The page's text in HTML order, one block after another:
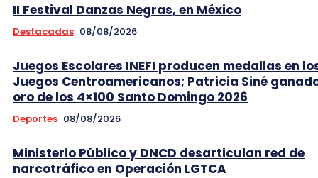
II Festival Danzas Negras, en México
Destacadas 08/08/2026
Juegos Escolares INEFI producen medallas en
Juegos Centroamericanos; Patricia Siné
oro de los 4×100 Santo Domingo 2026
Deportes 08/08/2026
Ministerio Público y DNCD desarticulan red de
narcotráfico en Operación LGTCA